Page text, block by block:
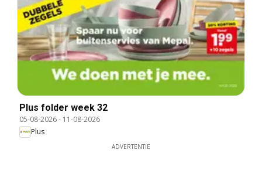
Plus folder week 32
05-08-2026- 11-08-2026
Plus
ADVERTENTIE